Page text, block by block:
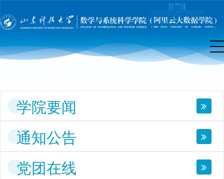
院
页
学院要闻
通知公告
党团在线